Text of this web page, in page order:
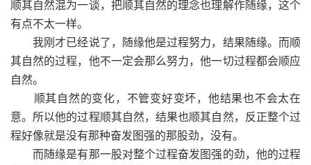
顺其自然混为一谈，把顺其自然的理念也理解作随缘，这个
有点不太一样。
我刚才已经说了，随缘他是过程努力，结果随缘。而顺
其自然的过程，他不一定会那么努力，他一切过程都会顺应
自然。
顺其自然的变化，不管变好变坏，他结果也不会太在
意。所以他的过程顺其自然，结果也顺其自然，反正整个过
程好像就是没有那种奋发图强的那股劲，没有。
而随缘是有那一股对整个过程奋发图强的劲，他的过程